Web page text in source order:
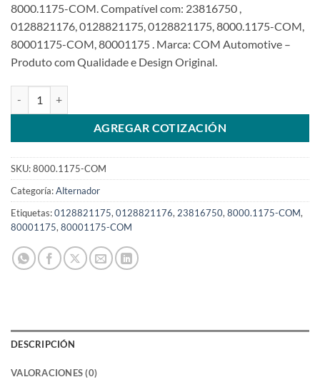
8000.1175-COM. Compatível com: 23816750 ,
0128821176, 0128821175, 0128821175, 8000.1175-COM,
80001175-COM, 80001175 . Marca: COM Automotive –
Produto com Qualidade e Design Original.
AGREGAR COTIZACIÓN
SKU:8000.1175-COM
Categoría:Alternador
Etiquetas:0128821175, 0128821176, 23816750, 8000.1175-COM,
80001175, 80001175-COM
DESCRIPCIÓN
VALORACIONES (0)